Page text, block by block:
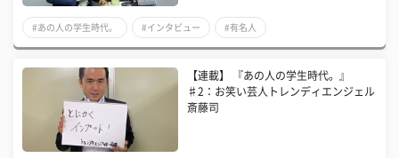
#あの人の学生時代。 #インタビュー #有名人
【連載】 『あの人の学生時代。』
♯2：お笑い芸人トレンディエンジェル
斎藤司